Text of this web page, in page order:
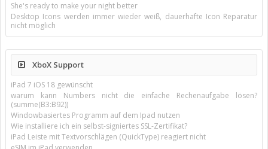
She's ready to make your night better
Desktop Icons werden immer wieder weiß, dauerhafte Icon Reparatur
nicht möglich
XboX Support
iPad 7 iOS 18 gewünscht
warum kann Numbers nicht die einfache Rechenaufgabe lösen?
(summe(B3:B92))
Windowbasiertes Programm auf dem Ipad nutzen
Wie installiere ich ein selbst-signiertes SSL-Zertifikat?
iPad Leiste mit Textvorschlägen (QuickType) reagiert nicht